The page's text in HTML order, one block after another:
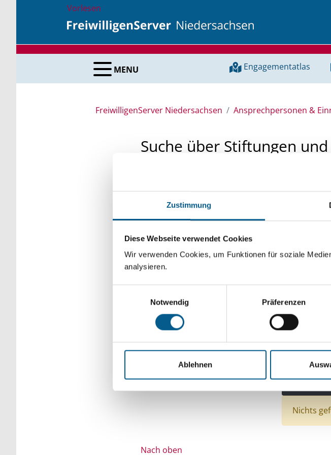
Zustimmung
Diese Webseite verwendet Cookies
Wir verwenden Cookies, um Funktionen für soziale
analysieren.
Notwendig
Präferenzen
Ablehnen
Vorlesen
MENU Engagementatlas
FreiwilligenServer Niedersachsen Ansprechpersonen &
Suche über Stiftungen
Sie suchen finanzielle Unterstützung für ein
unsere Fördermitteldatenbank und
Kleinschreibung beachten.
Bitte Suchbegriff eingeben. Ergebnisse können
verfeinert werden.
Aktive Filter:
Themen:
Themen:
Nichts
Nach oben